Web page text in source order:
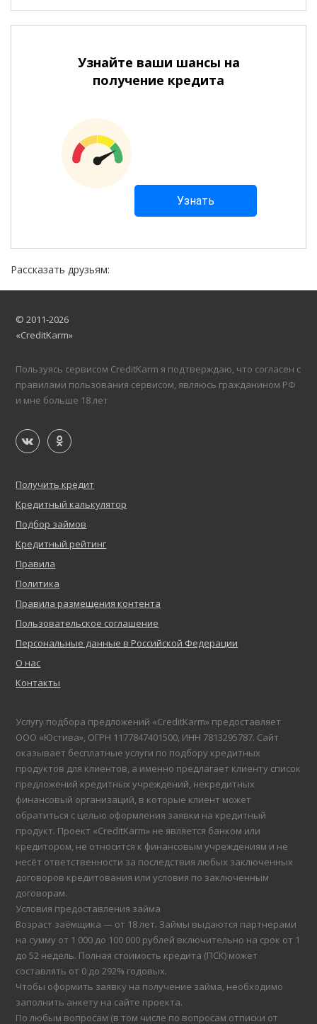
Узнайте ваши шансы на
получение кредита
Рассказать друзьям:
© 2011-2026
«CreditKarm»
Пользуясь сервисом CreditKarm я подтверждаю, что согласен с
правилами пользования сервисом, являюсь гражданином РФ
и мне больше 18 лет
Получить кредит
Кредитный калькулятор
Подбор займов
Кредитный рейтинг
Правила
Политика
Правила размещения контента
Пользовательское соглашение
Персональные данные в Российской Федерации
О нас
Контакты
Услугу подбора предложений «CreditKarm» предоставляет
ООО «Юстива», ОГРН 1177847401500, ИНН 7813295787. Сайт
оказывает бесплатные услуги по подбору кредитных
продуктов для клиентов, а именно предлагает клиенту список
предложений кредитных учреждений, некредитных
финансовый организаций, в которые клиент может
обратиться с целью оформления заявки на кредитный
продукт. Проект «CreditKarm» не является банком или
кредитором, не относится к финансовым учреждениям и не
несёт ответственности за последствия любых заключенных
договоров кредитования или условия по заключенным
договорам.
Условия предоставления займа
Возраст заёмщика — от 18 лет. Займы выдаются партнерами
на сумму от 1 000 до 100 000 рублей включительно на срок от 1
до 52 недель. Полная стоимость кредита (ПСК) может
составлять от 0 до 292% годовых.
Чтобы оформить заявку на получение займа, необходимо
заполнить анкету на сайте проекта.
По любым вопросам (в том числе по вопросам отписки от